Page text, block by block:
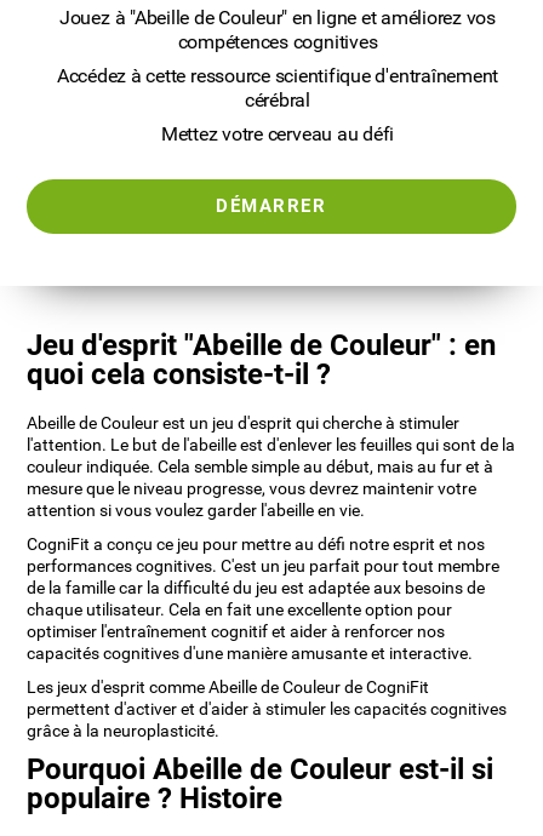
Jouez à "Abeille de Couleur" en ligne et améliorez vos
compétences cognitives
Accédez à cette ressource scientifique d'entraînement
cérébral
Mettez votre cerveau au défi
DÉMARRER
Jeu d'esprit "Abeille de Couleur" : en
quoi cela consiste-t-il ?
Abeille de Couleur est un jeu d'esprit qui cherche à stimuler
l'attention. Le but de l'abeille est d'enlever les feuilles qui sont de la
couleur indiquée. Cela semble simple au début, mais au fur et à
mesure que le niveau progresse, vous devrez maintenir votre
attention si vous voulez garder l'abeille en vie.
CogniFit a conçu ce jeu pour mettre au défi notre esprit et nos
performances cognitives. C'est un jeu parfait pour tout membre
de la famille car la difficulté du jeu est adaptée aux besoins de
chaque utilisateur. Cela en fait une excellente option pour
optimiser l'entraînement cognitif et aider à renforcer nos
capacités cognitives d'une manière amusante et interactive.
Les jeux d'esprit comme Abeille de Couleur de CogniFit
permettent d'activer et d'aider à stimuler les capacités cognitives
grâce à la neuroplasticité.
Pourquoi Abeille de Couleur est-il si
populaire ? Histoire